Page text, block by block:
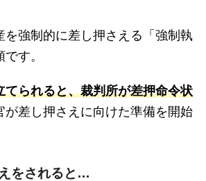
を強制的に差し押さえる「強制執
す。
てられると、裁判所が差押命令状
が差し押さえに向けた準備を開始
をされると…